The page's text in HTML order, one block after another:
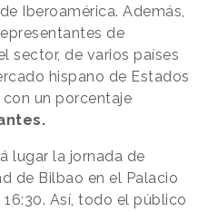
Iberoamérica. Además,
de
sector, de varios países
hispano de Estados
un porcentaje
lugar la jornada de
de Bilbao en el Palacio
Así, todo el público